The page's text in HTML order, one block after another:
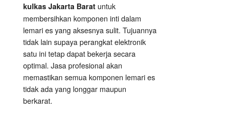
kulkas Jakarta Barat untuk
membersihkan komponen inti dalam
lemari es yang aksesnya sulit. Tujuannya
tidak lain supaya perangkat elektronik
satu ini tetap dapat bekerja secara
optimal. Jasa profesional akan
memastikan semua komponen lemari es
tidak ada yang longgar maupun
berkarat.